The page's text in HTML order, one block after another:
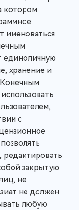
котором
именоваться
единоличную
хранение и
Конечным
с
редактировать
закрытую
не
не должен
любую